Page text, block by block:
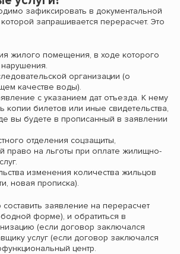
зафиксировать в документальной
запрашивается перерасчет. Это
жилого помещения, в ходе которого
организации (о
качестве воды).
с указанием дат отъезда. К нему
копии билетов или иные свидетельства,
вы будете в прописанный в заявлении
отделения соцзащиты,
право на льготы при оплате жилищно-
изменения количества жильцов
новая прописка).
заявление на перерасчет
форме), и обратиться в
(если договор заключался
услуг (если договор заключался
центр.